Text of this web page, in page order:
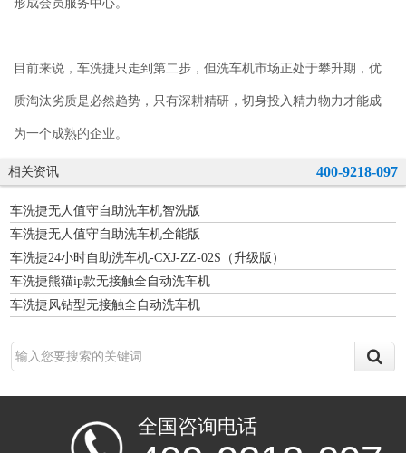
目前来说，车洗捷只走到第二步，但洗车机市场正处于攀升期，优
质淘汰劣质是必然趋势，只有深耕精研，切身投入精力物力才能成
为一个成熟的企业。
相关资讯 400-9218-097
车洗捷无人值守自助洗车机智洗版
车洗捷无人值守自助洗车机全能版
车洗捷24小时自助洗车机-CXJ-ZZ-02S（升级版）
车洗捷熊猫ip款无接触全自动洗车机
车洗捷风钻型无接触全自动洗车机
全国咨询电话